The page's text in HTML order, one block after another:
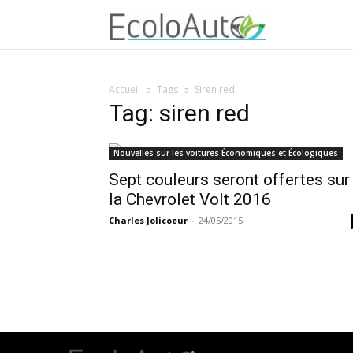
Accueil Tags Siren red
Tag: siren red
Nouvelles sur les voitures Économiques et Écologiques
Sept couleurs seront offertes sur
la Chevrolet Volt 2016
Charles Jolicoeur - 24/05/2015